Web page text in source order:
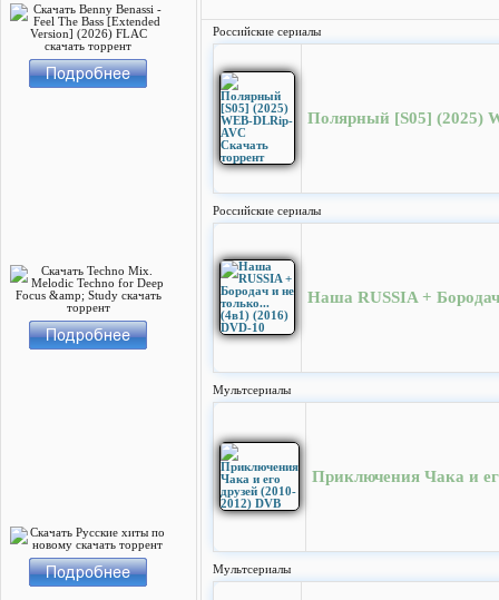
Российские сериалы
Полярный [S05] (2025)
Российские сериалы
Наша RUSSIA +
Мультсериалы
Приключения Чака и
Мультсериалы